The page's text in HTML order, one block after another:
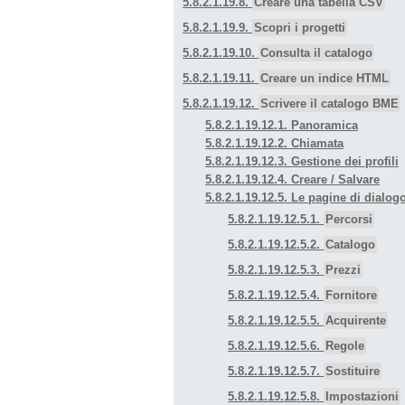
5.8.2.1.19.9. Scopri i progetti
5.8.2.1.19.10. Consulta il catalogo
5.8.2.1.19.11. Creare un indice HTML
5.8.2.1.19.12. Scrivere il catalogo BME
5.8.2.1.19.12.1. Panoramica
5.8.2.1.19.12.2. Chiamata
5.8.2.1.19.12.3. Gestione dei profili
5.8.2.1.19.12.4. Creare / Salvare
5.8.2.1.19.12.5. Le pagine di
5.8.2.1.19.12.5.1. Percorsi
5.8.2.1.19.12.5.2. Catalogo
5.8.2.1.19.12.5.3. Prezzi
5.8.2.1.19.12.5.4. Fornitore
5.8.2.1.19.12.5.5. Acquirente
5.8.2.1.19.12.5.6. Regole
5.8.2.1.19.12.5.7. Sostituire
5.8.2.1.19.12.5.8.
Impostazioni